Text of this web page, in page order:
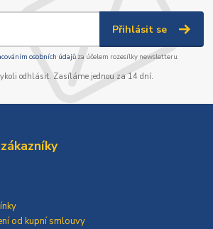
Přihlásit se
osobních údajůza účelem rozesílky newsletteru.
odhlásit. Zasíláme jednou za 14 dní.
od kupní smlouvy